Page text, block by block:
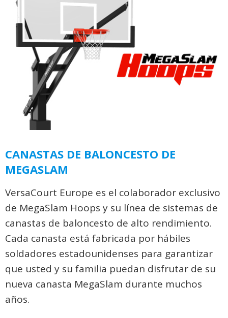
CANASTAS DE BALONCESTO DE
MEGASLAM
VersaCourt Europe es el colaborador exclusivo
de MegaSlam Hoops y su línea de sistemas de
canastas de baloncesto de alto rendimiento.
Cada canasta está fabricada por hábiles
soldadores estadounidenses para garantizar
que usted y su familia puedan disfrutar de su
nueva canasta MegaSlam durante muchos
años.